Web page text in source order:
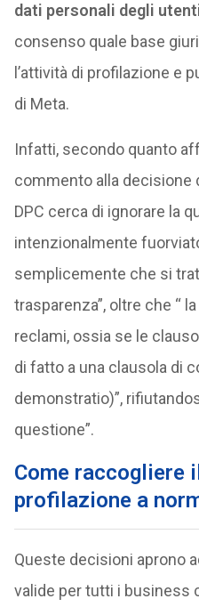
dati personali degli
consenso quale base
l’attività di profilazione e
di Meta.
Infatti, secondo quanto
commento alla decisione
DPC cerca di ignorare la
intenzionalmente
semplicemente che si
trasparenza”, oltre che “
reclami, ossia se le
di fatto a una clausola di
demonstratio)”,
questione”.
Come raccogliere
profilazione a
Queste decisioni aprono
valide per tutti i business